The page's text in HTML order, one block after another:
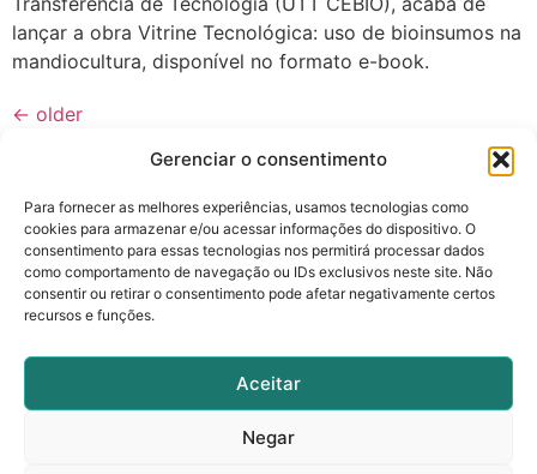
Gerenciar o consentimento
Para fornecer as melhores experiências, usamos tecnologias como
cookies para armazenar e/ou acessar informações do dispositivo. O
consentimento para essas tecnologias nos permitirá processar dados
como comportamento de navegação ou IDs exclusivos neste site. Não
consentir ou retirar o consentimento pode afetar negativamente certos
recursos e funções.
Aceitar
Negar
lançar a obra Vitrine Tecnológica: uso de bioinsumos na
mandiocultura, disponível no formato e-book.
← older
cebio@ifgoiano.edu.br
(62) 99625-6540
Rua 88, nº310, Setor Sul, Goiânia - GO.